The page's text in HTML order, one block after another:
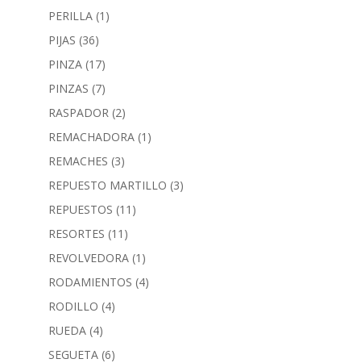
PERILLA (1)
PIJAS (36)
PINZA (17)
PINZAS (7)
RASPADOR (2)
REMACHADORA (1)
REMACHES (3)
REPUESTO MARTILLO (3)
REPUESTOS (11)
RESORTES (11)
REVOLVEDORA (1)
RODAMIENTOS (4)
RODILLO (4)
RUEDA (4)
SEGUETA (6)